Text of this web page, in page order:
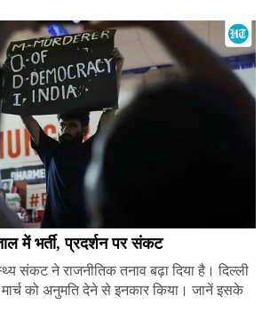
में भर्ती, प्रदर्शन पर संकट
संकट ने राजनीतिक तनाव बढ़ा दिया है। दिल्ली
को अनुमति देने से इनकार किया। जानें इसके